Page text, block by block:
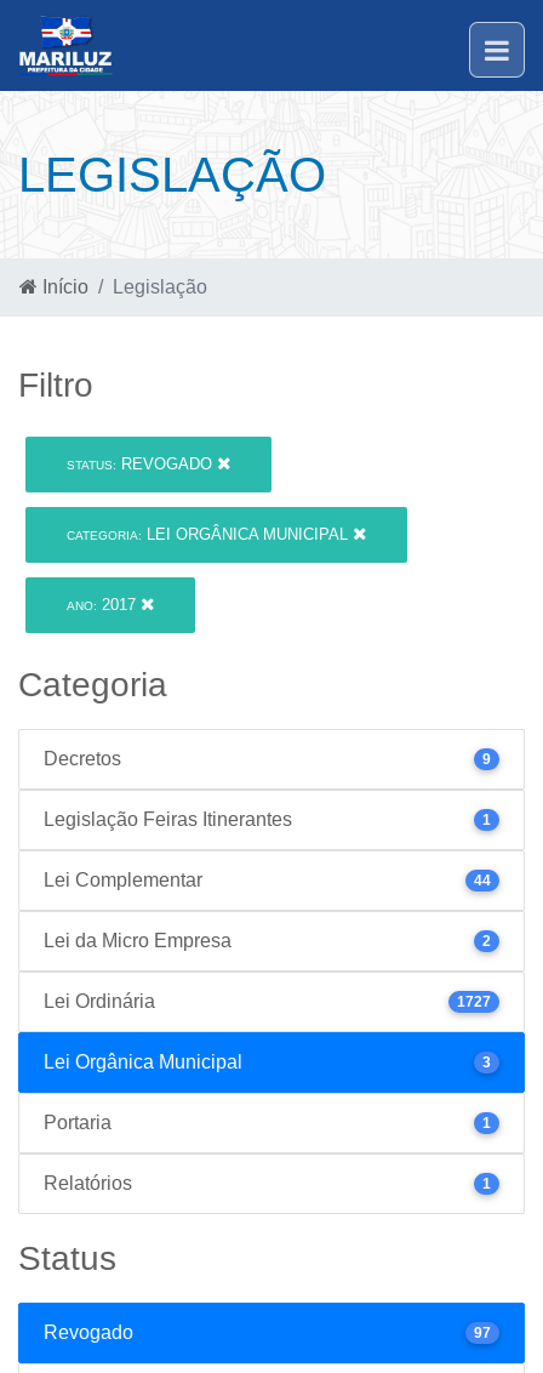
LEGISLAÇÃO
Início Legislação
Filtro
STATUS: REVOGADO
CATEGORIA: LEI ORGÂNICA MUNICIPAL
ANO: 2017
Categoria
Decretos 9
Legislação Feiras Itinerantes 1
Lei Complementar 44
Lei da Micro Empresa 2
Lei Ordinária 1727
Lei Orgânica Municipal 3
Portaria 1
Relatórios 1
Status
Revogado 97